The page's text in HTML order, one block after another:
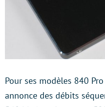
Pour ses modèles 840
annonce des débits